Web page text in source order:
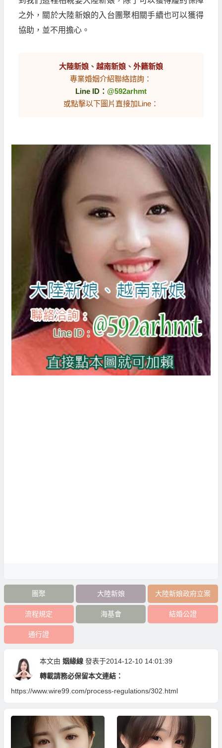
之外，關於大陸新娘的入台團聚相關手續也可以獲得
協助，並不用擔心。
大陸新娘、 越南新娘、 外籍新娘
專業婚姻介紹聯絡諮詢：
Line ID： @592arhmt
或點擊以下圖片直接加Line：
團聚 大陸新娘 大陸新娘政府立案
流程規定 海基會 結婚公證
通行證
本文由 姻緣線 發表于2014-12-10 14:01:39
轉載請務必保留本文連結：
https://www.wire99.com/process-regulations/302.html